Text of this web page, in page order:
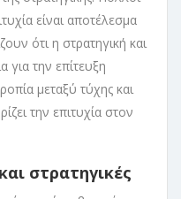
είναι αποτέλεσμα
ότι η στρατηγική και
για την επίτευξη
μεταξύ τύχης και
την επιτυχία στον
στρατηγικές